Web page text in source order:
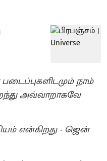
நாம்
அவ்வாறாகவே
என்கிறது - ஜென்